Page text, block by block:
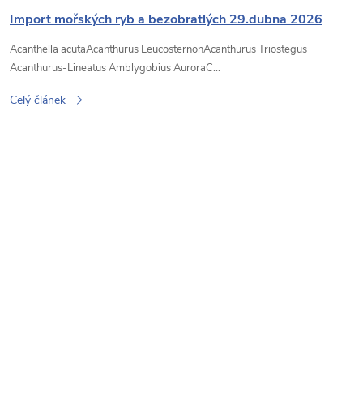
Import mořských ryb a bezobratlých 29.dubna 2026
Acanthella acutaAcanthurus LeucosternonAcanthurus Triostegus
Acanthurus-Lineatus Amblygobius AuroraC...
Celý článek